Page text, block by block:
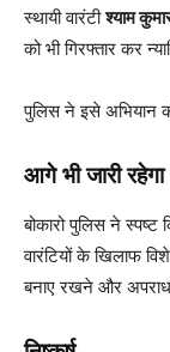
स्थायी वारंटीश्याम
को भी गिरफ्तार कर
पुलिस ने इसे अभियान
आगे भी जारी
बोकारो पुलिस ने
वारंटियों के खिलाफ
बनाए रखने और अपराध